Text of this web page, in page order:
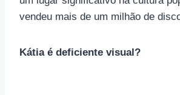
vendeu mais de um milhão de
Kátia é deficiente visual?